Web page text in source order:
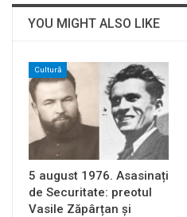
YOU MIGHT ALSO LIKE
Cultură
5 august 1976. Asasinați
de Securitate: preotul
Vasile Zăpârțan și